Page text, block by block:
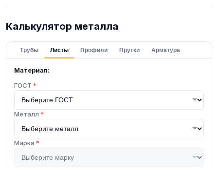
Калькулятор металла
Трубы Листы Профили Прутки Арматура
Материал:
ГОСТ *
Металл *
Марка *